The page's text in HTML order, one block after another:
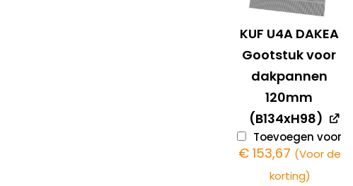
KUF U4A DAKEA
Gootstuk voor
dakpannen
120mm
(B134xH98)
Toevoegen voor
€ 153,67 (Voor de
korting)